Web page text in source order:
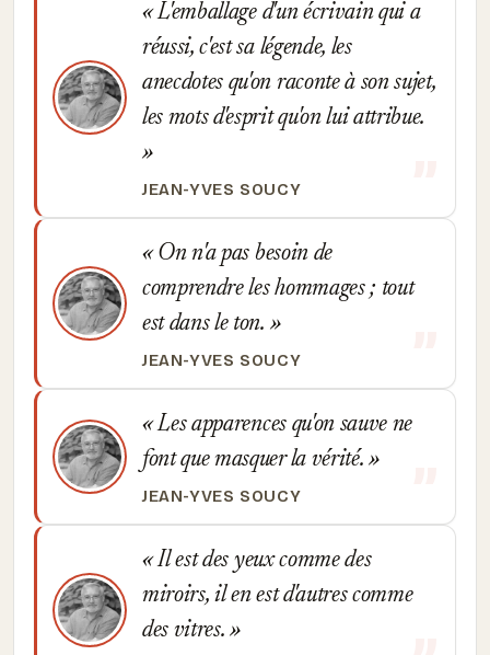
L'emballage d'un écrivain qui a
réussi, c'est sa légende, les
anecdotes qu'on raconte à son sujet,
les mots d'esprit qu'on lui attribue.
JEAN-YVES SOUCY
On n'a pas besoin de
comprendre les hommages ; tout
est dans le ton.
JEAN-YVES SOUCY
Les apparences qu'on sauve ne
font que masquer la vérité.
JEAN-YVES SOUCY
Il est des yeux comme des
miroirs, il en est d'autres comme
des vitres.